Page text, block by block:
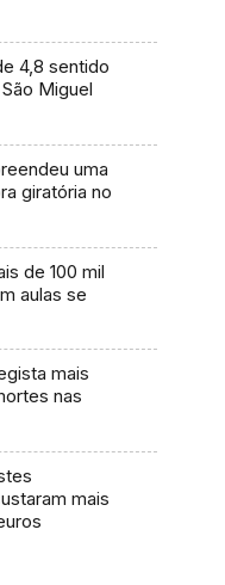
4,8 sentido
Miguel
uma
giratória no
de 100 mil
aulas se
mais
nas
mais